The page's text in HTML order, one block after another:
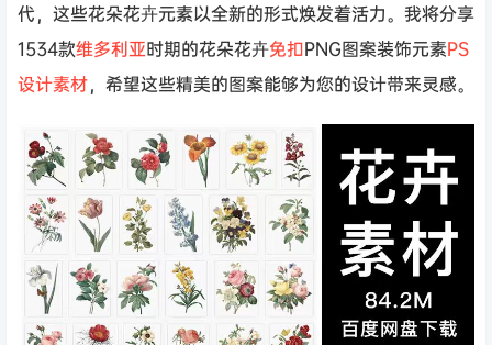
代，这些花朵花卉元素以全新的形式焕发着活力。我将分享
1534款维多利亚时期的花朵花卉免扣PNG图案装饰元素PS
设计素材，希望这些精美的图案能够为您的设计带来灵感。